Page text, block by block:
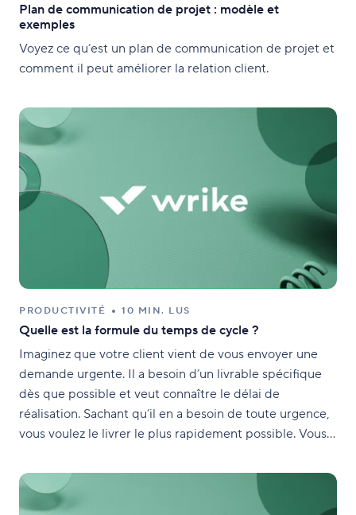
Plan de communication de projet : modèle et
exemples
Voyez ce qu’est un plan de communication de projet et
comment il peut améliorer la relation client.
PRODUCTIVITÉ 10 MIN. LUS
Quelle est la formule du temps de cycle ?
Imaginez que votre client vient de vous envoyer une
demande urgente. Il a besoin d’un livrable spécifique
dès que possible et veut connaître le délai de
réalisation. Sachant qu’il en a besoin de toute urgence,
vous voulez le livrer le plus rapidement possible. Vous
du client dans les